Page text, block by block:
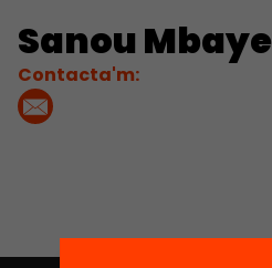
Sanou Mbaye
Contacta'm: